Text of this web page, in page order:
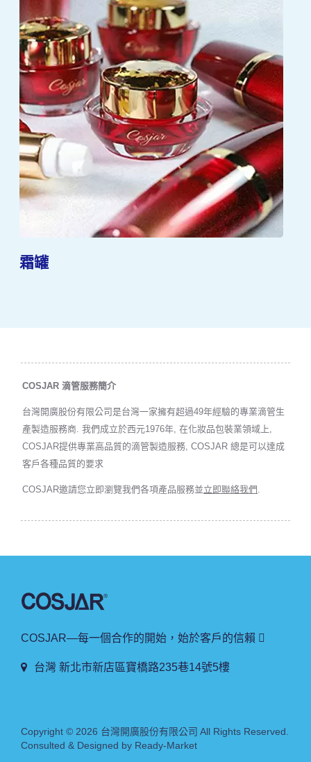
霜罐
COSJAR 滴管服務簡介
台灣開廣股份有限公司是台灣一家擁有超過49年經驗的專業滴管生
產製造服務商. 我們成立於西元1976年, 在化妝品包裝業領域上,
COSJAR提供專業高品質的滴管製造服務, COSJAR 總是可以達成
客戶各種品質的要求
COSJAR邀請您立即瀏覽我們各項產品服務並立即聯絡我們
COSJAR—每一個合作的開始，始於客戶的信賴 
台灣 新北市新店區寶橋路235巷14號5樓
Copyright © 2026 台灣開廣股份有限公司 All Rights Reserved.
Consulted & Designed by Ready-Market